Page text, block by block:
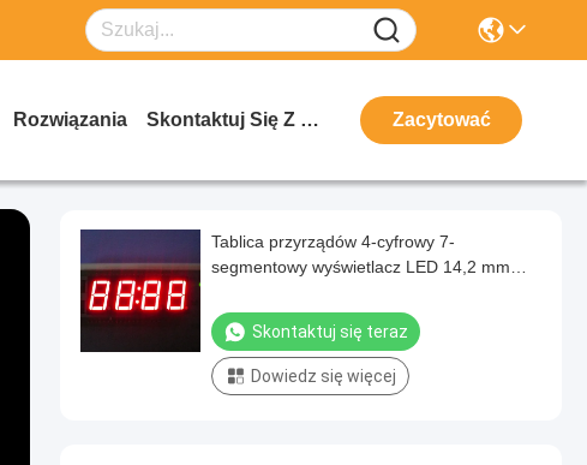
Rozwiązania Skontaktuj Się Z Nami Zacytować
Tablica przyrządów 4-cyfrowy 7-
segmentowy wyświetlacz LED 14,2 mm
Skontaktuj się teraz
Dowiedz się więcej